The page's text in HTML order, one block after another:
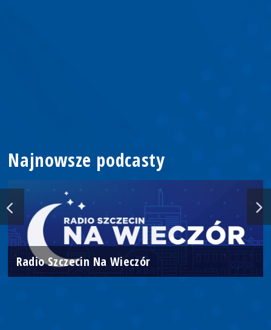
Najnowsze podcasty
Radio Szczecin Na Wieczór